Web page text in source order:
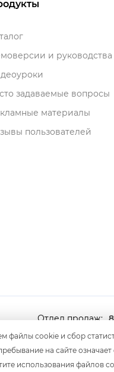
файлы cookie и сбор
на сайте
использования файлов
и руководства
задаваемые вопросы
материалы
пользователей
Отдел продаж:
Мы принимаем